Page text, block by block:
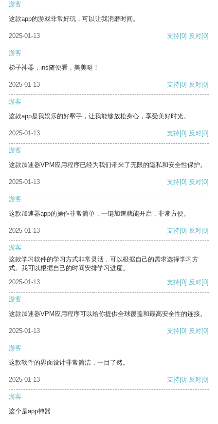
游客
这款app的游戏非常好玩，可以让我消磨时间。
2025-01-13 支持[0] 反对[0]
游客
梯子神器，ins随便看，美美哒！
2025-01-13 支持[0] 反对[0]
游客
这款app是我娱乐的好帮手，让我能够放松身心，享受美好时光。
2025-01-13 支持[0] 反对[0]
游客
这款加速器VPM应用程序已经为我们带来了无限的隐私和安全性保护。
2025-01-13 支持[0] 反对[0]
游客
这款加速器app的操作非常简单，一键加速就能开启，非常方便。
2025-01-13 支持[0] 反对[0]
游客
这款学习软件的学习方式非常灵活，可以根据自己的需求选择学习方
式。我可以根据自己的时间安排学习进度。
2025-01-13
支持[0] 反对[0]
游客
这款加速器VPM应用程序可以给你提供全球覆盖和最高安全性的连接。
2025-01-13 支持[0] 反对[0]
游客
这款软件的界面设计非常简洁，一目了然。
2025-01-13 支持[0] 反对[0]
游客
这个是app神器